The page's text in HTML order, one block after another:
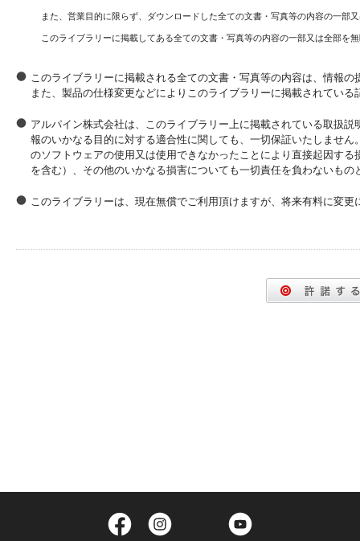
また、営業目的に限らず、ダウンロードした全ての文書・写真等の内容の一
このライブラリーに掲載してある全ての文書・写真等の内容の一部又は全部を
このライブラリーに掲載される全ての文書・写真等の内容は、情報
また、製品の仕様変更などによりこのライブラリーに掲載されてい
アルパイン株式会社は、このライブラリー上に掲載されている取扱
報のいかなる目的に対する適合性に関しても、一切保証いたしませ
のソフトウェアの使用又は使用できなかったことにより直接起因す
を含む）、その他のいかなる損害についても一切責任を負わないもの
このライブラリーは、現在無償でご利用頂けますが、将来有料に変
Facebook Twitter